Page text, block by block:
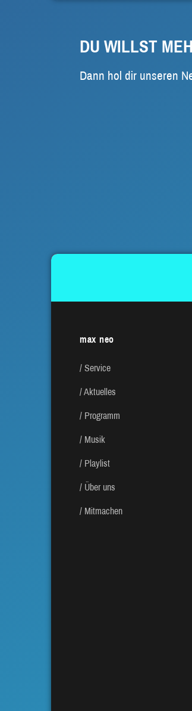
DU WILLST
Dann hol dir unseren
max neo
Service
Aktuelles
Programm
Musik
Playlist
Über uns
Mitmachen